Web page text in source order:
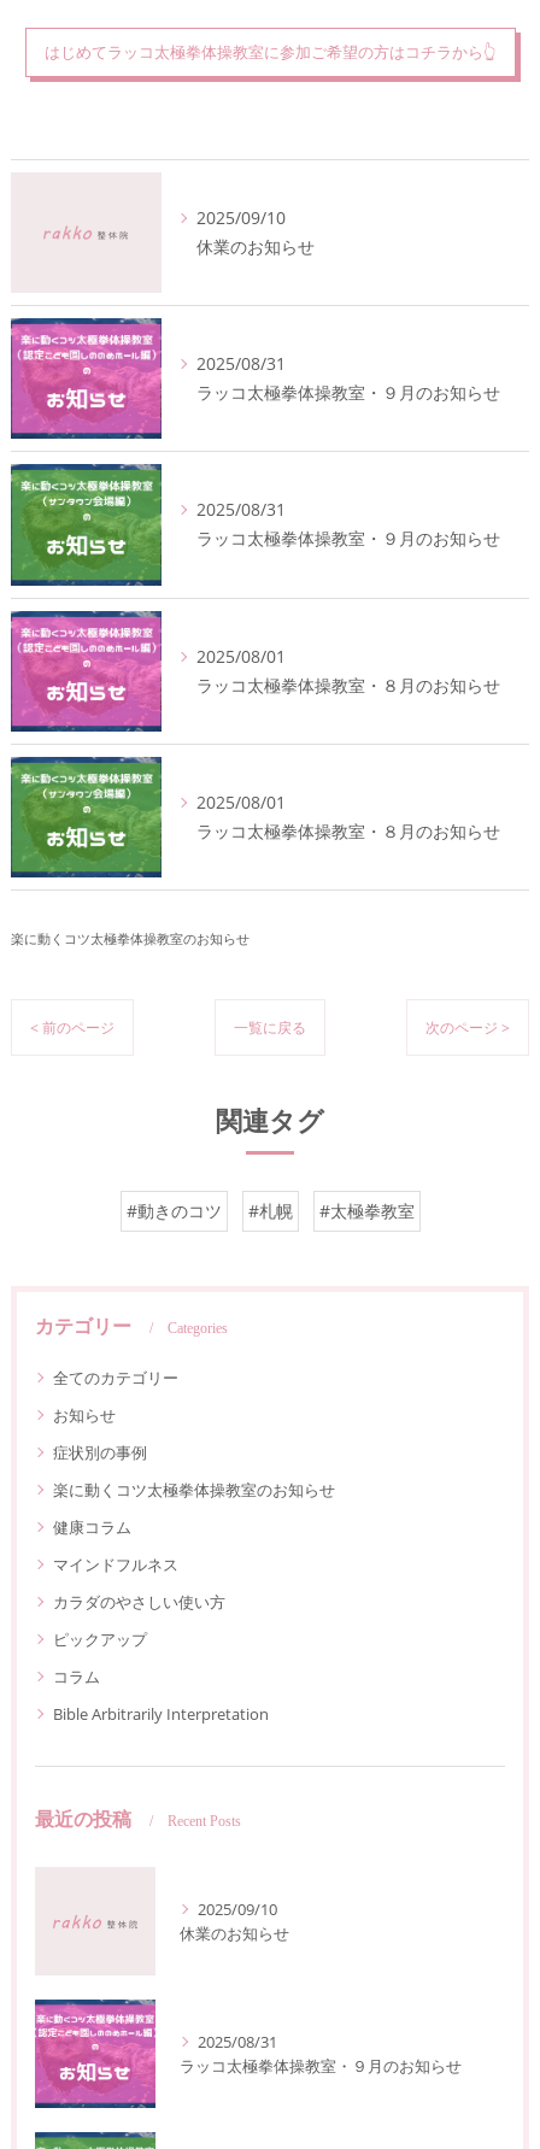
はじめてラッコ太極拳体操教室に参加ご希望の方はコチラから👆
2025/09/10
休業のお知らせ
2025/08/31
ラッコ太極拳体操教室・９月のお知らせ
2025/08/31
ラッコ太極拳体操教室・９月のお知らせ
2025/08/01
ラッコ太極拳体操教室・８月のお知らせ
2025/08/01
ラッコ太極拳体操教室・８月のお知らせ
楽に動くコツ太極拳体操教室のお知らせ
< 前のページ 一覧に戻る 次のページ >
関連タグ
#動きのコツ #札幌 #太極拳教室
カテゴリー Categories
全てのカテゴリー
お知らせ
症状別の事例
楽に動くコツ太極拳体操教室のお知らせ
健康コラム
マインドフルネス
カラダのやさしい使い方
ピックアップ
コラム
Bible Arbitrarily Interpretation
最近の投稿 Recent Posts
2025/09/10
休業のお知らせ
2025/08/31
ラッコ太極拳体操教室・９月のお知らせ